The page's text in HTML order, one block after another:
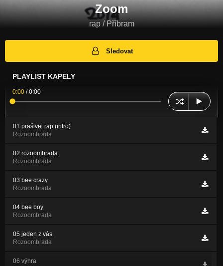
Zoom
rap / Příbram
Sledovat
PLAYLIST KAPELY
0:00 /0:00
01 prašivej rap (intro)
Rozoombrada
02 rozoombrada
Rozoombrada
03 bee crazy
Rozoombrada
04 bee boy
Rozoombrada
05 jeden z vás
Rozoombrada
06 výhra